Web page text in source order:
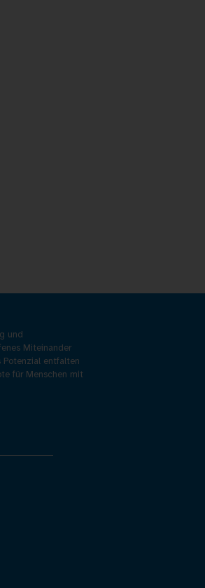
und
Miteinander
Potenzial entfalten
für Menschen mit